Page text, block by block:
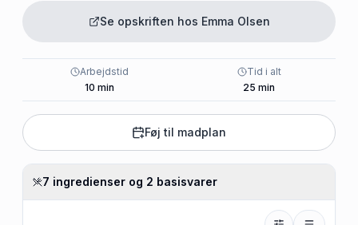
Se opskriften hos Emma Olsen
Arbejdstid
10 min
Tid i alt
25 min
Føj til madplan
7 ingredienser og 2 basisvarer